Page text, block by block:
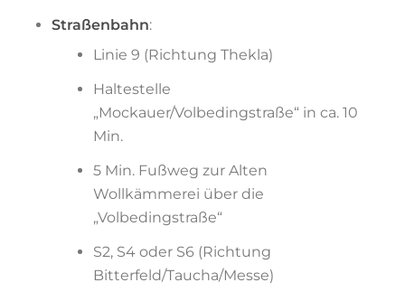
Straßenbahn:
Linie 9 (Richtung Thekla)
Haltestelle
„Mockauer/Volbedingstraße“ in ca. 10
Min.
5 Min. Fußweg zur Alten
Wollkämmerei über die
„Volbedingstraße“
S2, S4 oder S6 (Richtung
Bitterfeld/Taucha/Messe)